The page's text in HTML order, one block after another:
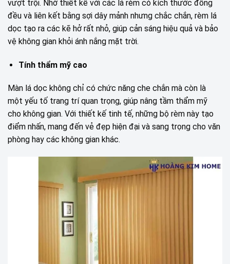
vượt trội. Nhờ thiết kế với các lá rèm có kích thước đồng
đều và liên kết bằng sợi dây mảnh nhưng chắc chắn, rèm lá
dọc tạo ra các kẽ hở rất nhỏ, giúp cản sáng hiệu quả và bảo
vệ không gian khỏi ánh nắng mặt trời.
Tính thẩm mỹ cao
Màn lá dọc không chỉ có chức năng che chắn mà còn là
một yếu tố trang trí quan trọng, giúp nâng tầm thẩm mỹ
cho không gian. Với thiết kế tinh tế, những bộ rèm này tạo
điểm nhấn, mang đến vẻ đẹp hiện đại và sang trọng cho văn
phòng hay các không gian khác.